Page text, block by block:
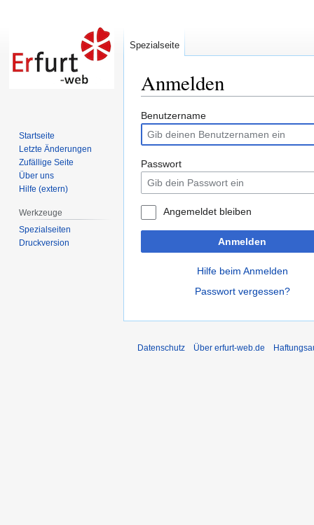
Anmelden
Zur
Navigation
springen
Zur
Suche
springen
Benutzername
Passwort
Angemeldet bleiben
Anmelden
Hilfe beim Anmelden
Passwort vergessen?
Spezialseite
Startseite
Letzte Änderungen
Zufällige Seite
Über uns
Hilfe (extern)
Werkzeuge
Spezialseiten
Druckversion
Datenschutz Über erfurt-web.de